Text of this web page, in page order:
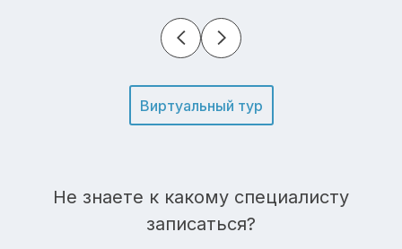
Виртуальный тур
Не знаете к какому специалисту
записаться?